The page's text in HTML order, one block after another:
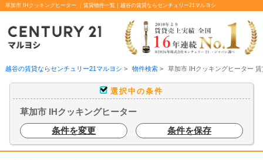
草加市 IHクッキングヒーター ｜賃貸物件一覧｜越谷の賃貸ならセンチュリー21マルヨシ
越谷の賃貸ならセンチュリー21マルヨシ > 物件検索> 草加市 IHクッキングヒーター
選択中の条件
草加市 IHクッキングヒーター
条件を変更
条件を保存